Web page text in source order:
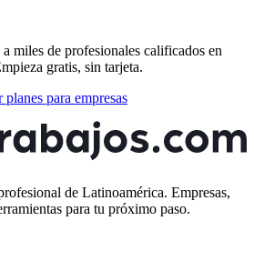
miles de profesionales calificados en
gratis, sin tarjeta.
planes para empresas
de Latinoamérica. Empresas,
para tu próximo paso.